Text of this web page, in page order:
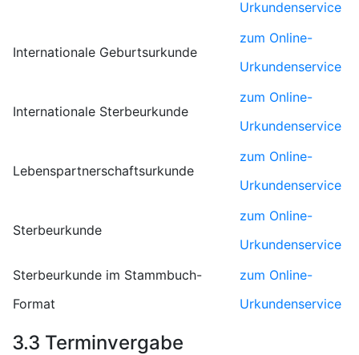
Urkundenservice
Internationale Geburtsurkunde
zum Online-
Urkundenservice
Internationale Sterbeurkunde
zum Online-
Urkundenservice
Lebenspartnerschaftsurkunde
zum Online-
Urkundenservice
Sterbeurkunde
zum Online-
Urkundenservice
Sterbeurkunde im Stammbuch-
Format
zum Online-
Urkundenservice
3.3 Terminvergabe